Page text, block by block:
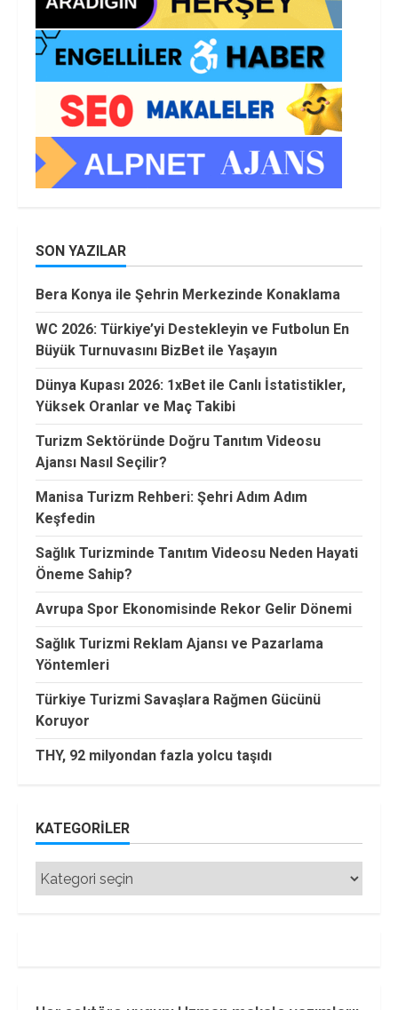
SON YAZILAR
Bera Konya ile Şehrin Merkezinde Konaklama
WC 2026: Türkiye’yi Destekleyin ve Futbolun En
Büyük Turnuvasını BizBet ile Yaşayın
Dünya Kupası 2026: 1xBet ile Canlı İstatistikler,
Yüksek Oranlar ve Maç Takibi
Turizm Sektöründe Doğru Tanıtım Videosu
Ajansı Nasıl Seçilir?
Manisa Turizm Rehberi: Şehri Adım Adım
Keşfedin
Sağlık Turizminde Tanıtım Videosu Neden Hayati
Öneme Sahip?
Avrupa Spor Ekonomisinde Rekor Gelir Dönemi
Sağlık Turizmi Reklam Ajansı ve Pazarlama
Yöntemleri
Türkiye Turizmi Savaşlara Rağmen Gücünü
Koruyor
THY, 92 milyondan fazla yolcu taşıdı
KATEGORILER
Kategoriler